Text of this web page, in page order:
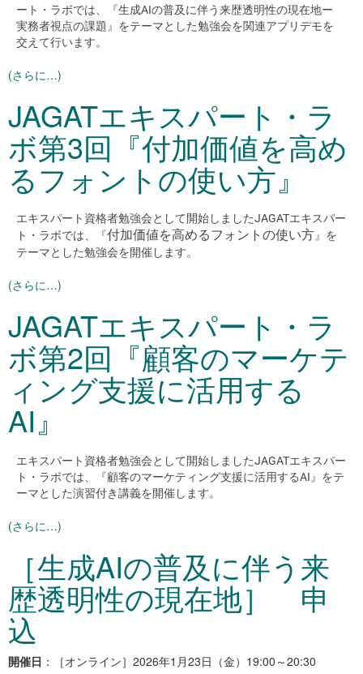
ート・ラボでは、『生成AIの普及に伴う来歴透明性の現在地ー
実務者視点の課題』をテーマとした勉強会を関連アプリデモを
交えて行います。
(さらに…)
JAGATエキスパート・ラ
ボ第3回『付加価値を高め
るフォントの使い方』
エキスパート資格者勉強会として開始しましたJAGATエキスパー
ト・ラボでは、『付加価値を高めるフォントの使い方』を
テーマとした勉強会を開催します。
(さらに…)
JAGATエキスパート・ラ
ボ第2回『顧客のマーケテ
ィング支援に活用する
AI』
エキスパート資格者勉強会として開始しましたJAGATエキスパー
ト・ラボでは、『顧客のマーケティング支援に活用するAI』をテ
ーマとした演習付き講義を開催します。
(さらに…)
［生成AIの普及に伴う来
歴透明性の現在地］ 申
込
開催日 ：［オンライン］2026年1月23日（金）19:00～20:30